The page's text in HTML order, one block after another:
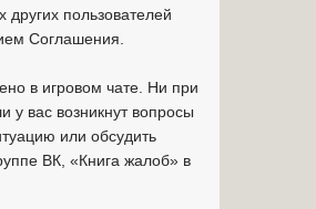
пользователей
Соглашения.
в игровом чате. Ни при
у вас возникнут вопросы
или обсудить
ВК, «Книга жалоб» в